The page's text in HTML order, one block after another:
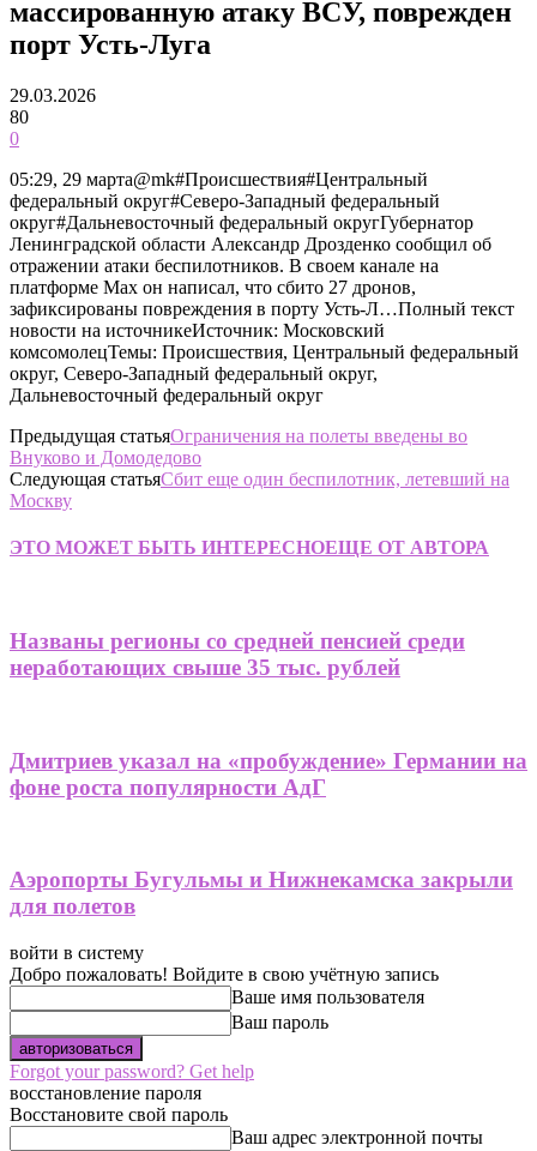
массированную атаку ВСУ, поврежден
порт Усть-Луга
29.03.2026
80
0
05:29, 29 марта@mk#Происшествия#Центральный
федеральный округ#Северо-Западный федеральный
округ#Дальневосточный федеральный округГубернатор
Ленинградской области Александр Дрозденко сообщил об
отражении атаки беспилотников. В своем канале на
платформе Max он написал, что сбито 27 дронов,
зафиксированы повреждения в порту Усть-Л…Полный текст
новости на источникеИсточник: Московский
комсомолецТемы: Происшествия, Центральный федеральный
округ, Северо-Западный федеральный округ,
Дальневосточный федеральный округ
Предыдущая статьяОграничения на полеты введены во
Внуково и Домодедово
Следующая статьяСбит еще один беспилотник, летевший на
Москву
ЭТО МОЖЕТ БЫТЬ ИНТЕРЕСНОЕЩЕ ОТ АВТОРА
Названы регионы со средней пенсией среди
неработающих свыше 35 тыс. рублей
Дмитриев указал на «пробуждение» Германии на
фоне роста популярности АдГ
Аэропорты Бугульмы и Нижнекамска закрыли
для полетов
войти в систему
Добро пожаловать! Войдите в свою учётную запись
Ваше имя пользователя
Ваш пароль
Forgot your password? Get help
восстановление пароля
Восстановите свой пароль
Ваш адрес электронной почты